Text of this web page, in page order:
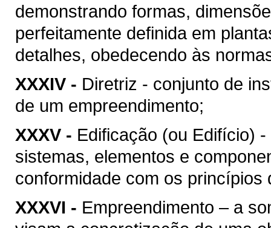
demonstrando formas,
perfeitamente definida em
detalhes, obedecendo às
XXXIV - Diretriz - conjunto de
de um empreendimento;
XXXV - Edificação (ou Edifício)
sistemas, elementos e
conformidade com os
XXXVI - Empreendimento – a